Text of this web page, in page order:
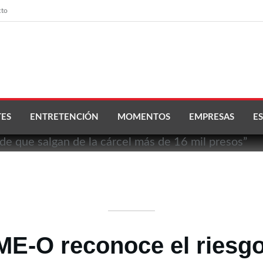
ENTRETENCIÓN MOMENTOS EMPRESAS
O reconoce el